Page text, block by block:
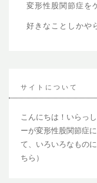
変形性股関節症を
好きなことしかや
サイトについて
こんにちは！いらっ
ーが変形性股関節症
て、いろいろなもの
ちら ）